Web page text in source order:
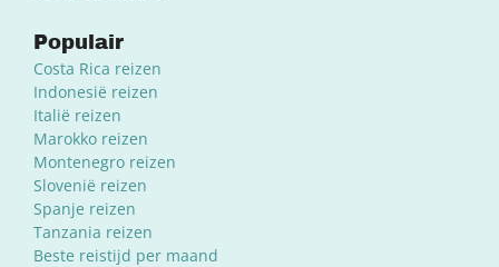
Populair
Costa Rica reizen
Indonesië reizen
Italië reizen
Marokko reizen
Montenegro reizen
Slovenië reizen
Spanje reizen
Tanzania reizen
Beste reistijd per maand